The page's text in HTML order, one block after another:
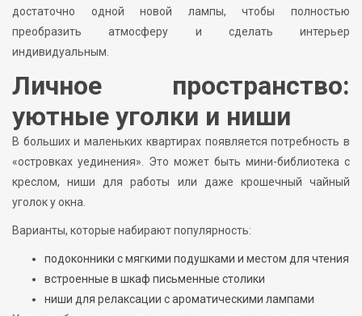
достаточно одной новой лампы, чтобы полностью
преобразить атмосферу и сделать интерьер
индивидуальным.
Личное пространство:
уютные уголки и ниши
В больших и маленьких квартирах появляется потребность в
«островках уединения». Это может быть мини-библиотека с
креслом, ниши для работы или даже крошечный чайный
уголок у окна.
Варианты, которые набирают популярность:
подоконники с мягкими подушками и местом для чтения
встроенные в шкаф письменные столики
ниши для релаксации с ароматическими лампами